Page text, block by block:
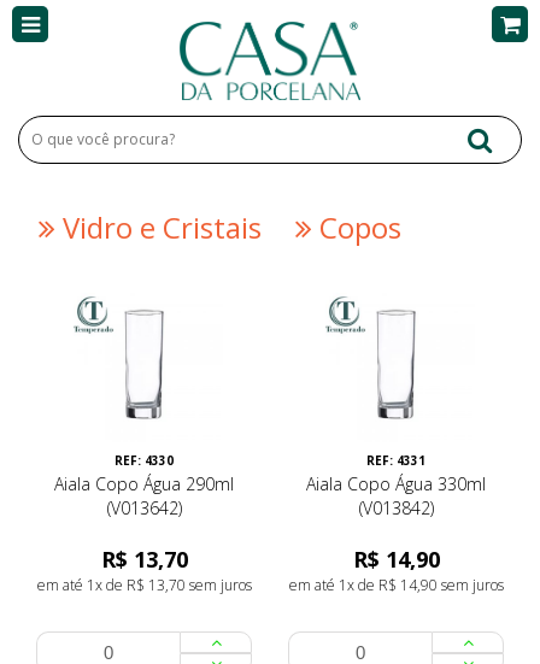
Vidro e Cristais Copos
REF: 4330
Aiala Copo Água 290ml
(V013642)
R$ 13,70
em até 1x de R$ 13,70 sem juros
REF: 4331
Aiala Copo Água 330ml
(V013842)
R$ 14,90
em até 1x de R$ 14,90 sem juros